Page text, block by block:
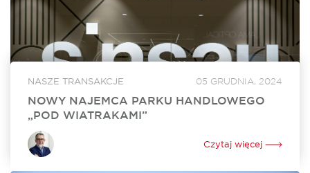
NASZE TRANSAKCJE 05 GRUDNIA, 2024
NOWY NAJEMCA PARKU HANDLOWEGO
„POD WIATRAKAMI”
Sinsay, marka z portfolio Grupy LPP, wynajęła 860 mkw.
powierzchni w Parku Handlowym „Pod Wiatrakami” koło
Słupska. Otwarcie sklepu jest zaplanowane na kwiecień 2024
Czytaj więcej